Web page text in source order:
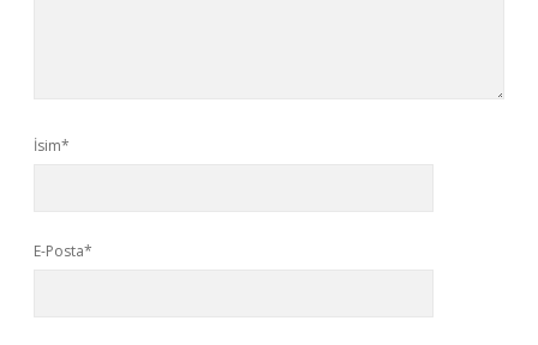
İsim*
E-Posta*